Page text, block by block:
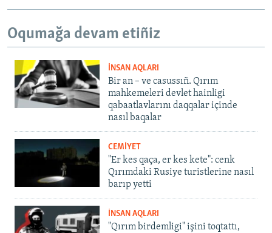
Oqumağa devam etiñiz
İNSAN AQLARI
Bir an – ve casussıñ. Qırım
mahkemeleri devlet hainligi
qabaatlavlarını daqqalar içinde
nasıl baqalar
CEMİYET
"Er kes qaça, er kes kete": cenk
Qırımdaki Rusiye turistlerine nasıl
barıp yetti
İNSAN AQLARI
"Qırım birdemligi" işini toqtattı,